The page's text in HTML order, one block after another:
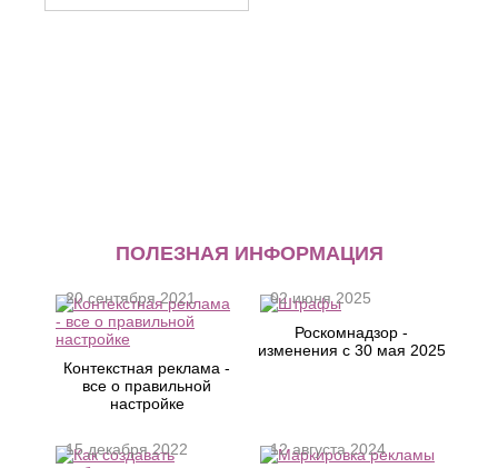
ПОЛЕЗНАЯ ИНФОРМАЦИЯ
Контекстная реклама -
все о правильной
настройке
20 сентября 2021
Роскомнадзор -
изменения с 30 мая 2025
02 июня 2025
15 декабря 2022
12 августа 2024